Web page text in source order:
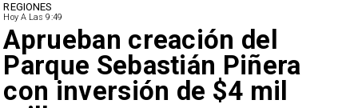
DEPORTES
Hoy A Las 9:49
Claudio Bravo baja la
euforia sobre fichaje de
Vozinha